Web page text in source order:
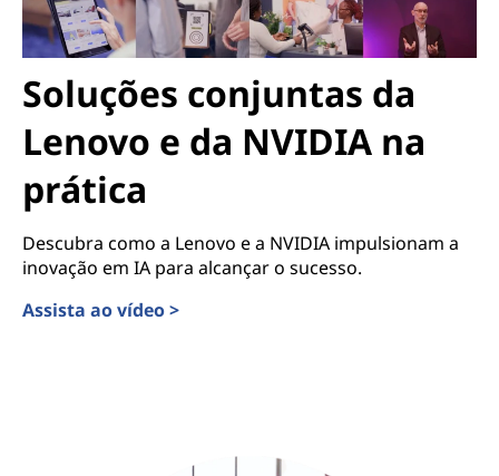
Soluções conjuntas da
Lenovo e da NVIDIA na
prática
Descubra como a Lenovo e a NVIDIA impulsionam a
inovação em IA para alcançar o sucesso.
Assista ao vídeo >